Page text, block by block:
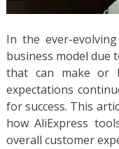
In the ever-
business model due
that can make or
expectations
for success. This
how AliExpress
overall customer